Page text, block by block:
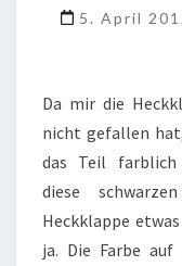
5. April
Da mir die
nicht gefallen
das Teil farblich
diese
Heckklappe
ja. Die Farbe